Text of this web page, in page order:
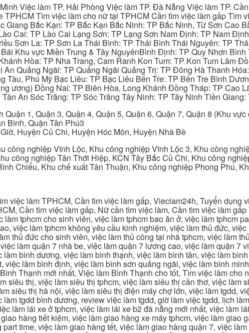
Việc làm TP. Hải Phòng Việc làm TP. Đà Nẵng Việc làm TP.
TPHCM Tìm việc làm cho nữ tại TPHCM Cần tìm việc làm gấp
Giang Bắc Kạn: TP Bắc Kạn Bắc Ninh: TP Bắc Ninh, Từ Sơn
Cai: TP Lào Cai Lạng Sơn: TP Lạng Sơn Nam Định: TP Nam
Sơn La: TP Sơn La Thái Bình: TP Thái Bình Thái Nguyên: TP
Khu vực Miền Trung & Tây NguyênBình Định: TP Quy Nhơn
Hòa: TP Nha Trang, Cam Ranh Kon Tum: TP Kon Tum Lâm
An Quảng Ngãi: TP Quảng Ngãi Quảng Trị: TP Đông Hà Thanh
Tàu, Phú Mỹ Bạc Liêu: TP Bạc Liêu Bến Tre: TP Bến Tre Bình
ương) Đồng Nai: TP Biên Hòa, Long Khánh Đồng Tháp: TP Cao
An Sóc Trăng: TP Sóc Trăng Tây Ninh: TP Tây Ninh Tiền
1, Quận 3, Quận 4, Quận 5, Quận 6, Quận 7, Quận 8 (Khu
Bình, Quận Tân Phú3
Huyện Củ Chi, Huyện Hóc Môn, Huyện Nhà Bè
công nghiệp Vĩnh Lộc, Khu công nghiệp Vĩnh Lộc 3, Khu công
công nghiệp Tân Thới Hiệp, KCN Tây Bắc Củ Chi, Khu công
Chiểu, Khu chế xuất Tân Thuận, Khu công nghiệp Phong Phú,
việc làm TPHCM, Cần tìm việc làm gấp, Vieclam24h, Tuyển
Cần tìm việc làm gấp, Nữ cần tìm việc làm, Cần tìm việc làm
làm tphcm cho sinh viên, việc làm tphcm bao ăn ở, việc làm tphcm
việc làm tphcm không yêu cầu kinh nghiệm, việc làm thủ đức,
thủ đức cho sinh viên, việc làm thủ công tại nhà tphcm, việc làm
làm quận 7 nhà be, việc làm quận 7 lương cao, việc làm quận 7
bình dương, việc làm bình thạnh, việc làm bình tân, việc làm
việc làm bình định, việc làm bình sơn quảng ngãi, việc làm bình
Thạnh mới nhất, Việc làm Bình Thạnh cho tốt, Tìm việc làm
siêu thị, việc làm siêu thị tphcm, việc làm siêu thị cần thơ, việc
siêu thị hà nội, việc làm siêu thị điện máy chợ lớn, việc làm tgdd,
tgdd bình dương, review việc làm tgdd, giờ làm việc tgdd, lịch
làm lái xe ở tphcm, việc làm lái xe b2 đà nẵng mới nhất, việc làm
hàng tiết kiệm, việc làm giao hàng xe máy tphcm, việc làm
time, việc làm giao hàng tết, việc làm giao hàng quận 7, việc